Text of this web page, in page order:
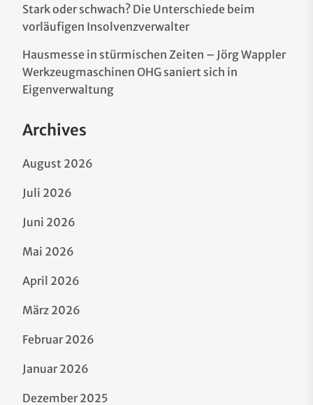
Stark oder schwach? Die Unterschiede beim
vorläufigen Insolvenzverwalter
Hausmesse in stürmischen Zeiten – Jörg Wappler
Werkzeugmaschinen OHG saniert sich in
Eigenverwaltung
Archives
August 2026
Juli 2026
Juni 2026
Mai 2026
April 2026
März 2026
Februar 2026
Januar 2026
Dezember 2025